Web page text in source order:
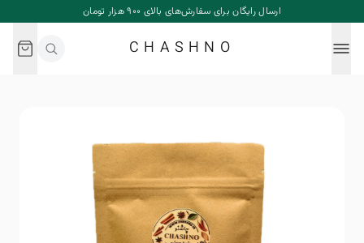
ارسال رایگان برای سفارش‌های بالای ۹۰۰ هزار تومان
CHASHNO